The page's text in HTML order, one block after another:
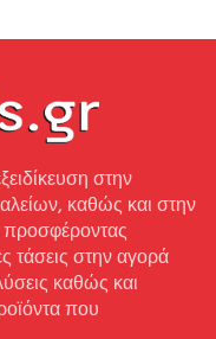
στην
καθώς και στην
προσφέροντας
τάσεις στην αγορά
καθώς και
που